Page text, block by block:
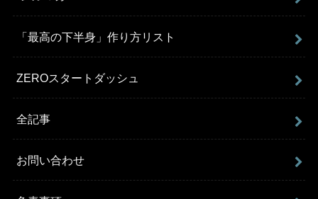
「最高の下半身」作り方リスト
ZEROスタートダッシュ
全記事
お問い合わせ